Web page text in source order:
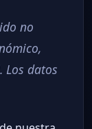
no
datos